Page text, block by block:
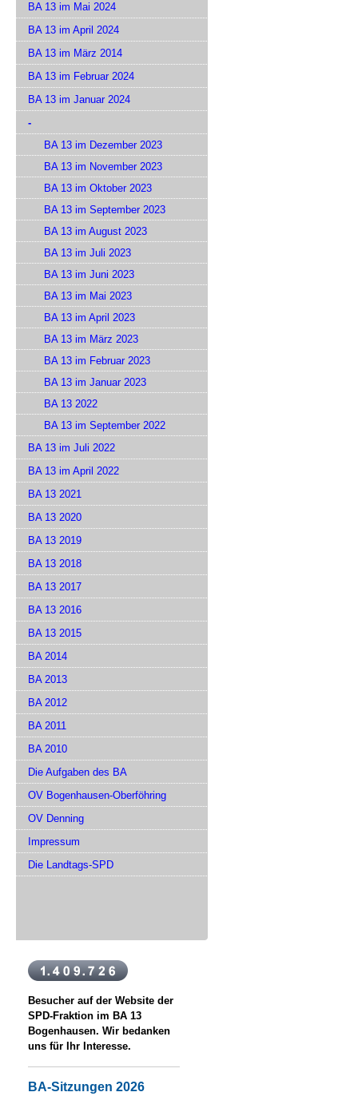
BA 13 im Mai 2024
BA 13 im April 2024
BA 13 im März 2014
BA 13 im Februar 2024
BA 13 im Januar 2024
-
BA 13 im Dezember 2023
BA 13 im November 2023
BA 13 im Oktober 2023
BA 13 im September 2023
BA 13 im August 2023
BA 13 im Juli 2023
BA 13 im Juni 2023
BA 13 im Mai 2023
BA 13 im April 2023
BA 13 im März 2023
BA 13 im Februar 2023
BA 13 im Januar 2023
BA 13 2022
BA 13 im September 2022
BA 13 im Juli 2022
BA 13 im April 2022
BA 13 2021
BA 13 2020
BA 13 2019
BA 13 2018
BA 13 2017
BA 13 2016
BA 13 2015
BA 2014
BA 2013
BA 2012
BA 2011
BA 2010
Die Aufgaben des BA
OV Bogenhausen-Oberföhring
OV Denning
Impressum
Die Landtags-SPD
Besucher auf der Website der
SPD-Fraktion im BA 13
Bogenhausen. Wir bedanken
uns für Ihr Interesse.
BA-Sitzungen 2026